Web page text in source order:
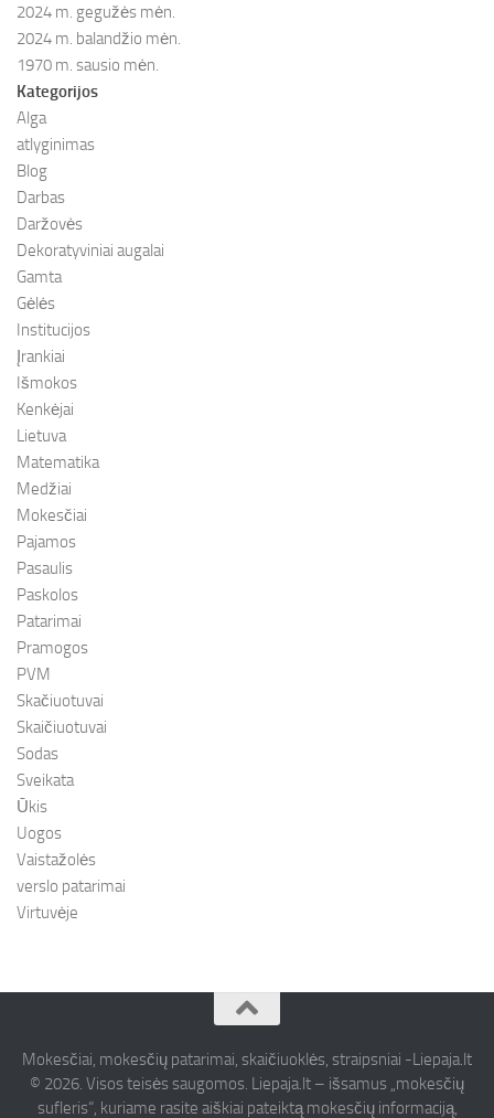
2024 m. gegužės mėn.
2024 m. balandžio mėn.
1970 m. sausio mėn.
Kategorijos
Alga
atlyginimas
Blog
Darbas
Daržovės
Dekoratyviniai augalai
Gamta
Gėlės
Institucijos
Įrankiai
Išmokos
Kenkėjai
Lietuva
Matematika
Medžiai
Mokesčiai
Pajamos
Pasaulis
Paskolos
Patarimai
Pramogos
PVM
Skačiuotuvai
Skaičiuotuvai
Sodas
Sveikata
Ūkis
Uogos
Vaistažolės
verslo patarimai
Virtuvėje
Mokesčiai, mokesčių patarimai, skaičiuoklės, straipsniai -Liepaja.lt
© 2026. Visos teisės saugomos. Liepaja.lt – išsamus „mokesčių
sufleris“, kuriame rasite aiškiai pateiktą mokesčių informaciją,